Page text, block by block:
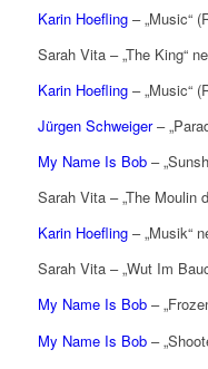
Karin Hoefling– „Music“
Sarah Vita – „The King“
Karin Hoefling– „Music“
Jürgen Schweiger–
My Name Is Bob–
Sarah Vita – „The Moulin
Karin Hoefling– „Musik“
Sarah Vita – „Wut Im
My Name Is Bob–
My Name Is Bob–